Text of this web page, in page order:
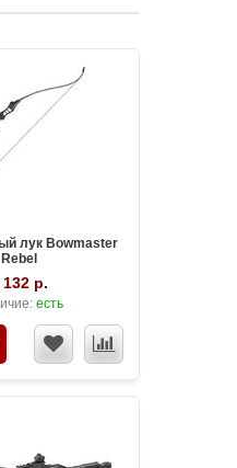
лук Bowmaster
Rebel
132 р.
есть